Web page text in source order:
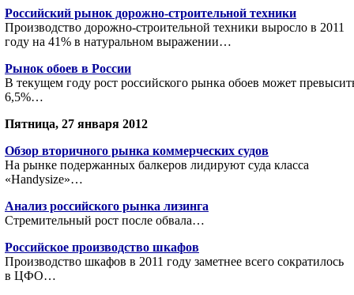
Российский рынок дорожно-строительной техники
Производство дорожно-строительной техники выросло в 2011
году на 41% в натуральном выражении…
Рынок обоев в России
В текущем году рост российского рынка обоев может
6,5%…
Пятница, 27 января 2012
Обзор вторичного рынка коммерческих судов
На рынке подержанных балкеров лидируют суда класса
«Handysize»…
Анализ российского рынка лизинга
Стремительный рост после обвала…
Российское производство шкафов
Производство шкафов в 2011 году заметнее всего сократилось
в ЦФО…